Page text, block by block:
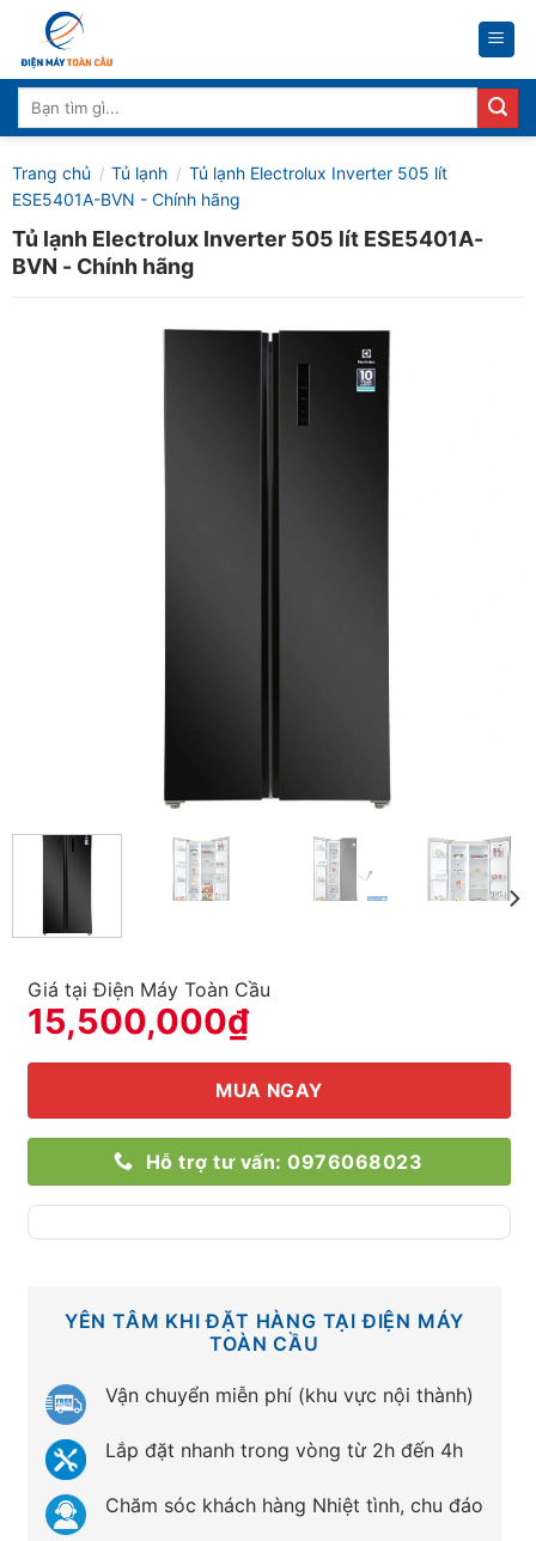
content
Tìm
kiếm:
Trang chủ / Tủ lạnh / Tủ lạnh Electrolux Inverter 505 lít
ESE5401A-BVN - Chính hãng
Tủ lạnh Electrolux Inverter 505 lít ESE5401A-
BVN - Chính hãng
Giá tại Điện Máy Toàn Cầu
15,500,000₫
MUA NGAY
Hỗ trợ tư vấn: 0976068023
YÊN TÂM KHI ĐẶT HÀNG TẠI ĐIỆN MÁY
TOÀN CẦU
Vận chuyển miễn phí (khu vực nội thành)
Lắp đặt nhanh trong vòng từ 2h đến 4h
Chăm sóc khách hàng Nhiệt tình, chu đáo